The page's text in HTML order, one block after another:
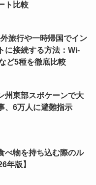
ト比較
外旅行や一時帰国でイン
に接続する方法：Wi-
ど5種を徹底比較
州東部スポケーンで大
、6万人に避難指示
べ物を持ち込む際のル
年版】